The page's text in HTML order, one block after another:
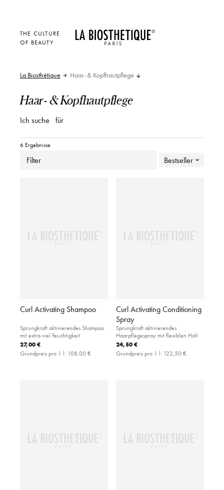
THE CULTURE
OF BEAUTY
La Biosthétique Haar- & Kopfhautpflege
Haar- & Kopfhautpflege
Ich suche für
6 Ergebnisse
Filter Bestseller
Curl Activating Shampoo
Sprungkraft aktivierendes Shampoo
mit extra viel Feuchtigkeit
27,00 €
Grundpreis pro 1 l: 108,00 €
Curl Activating Conditioning
Spray
Sprungkraft aktivierendes
Haarpflegespray mit flexiblen Halt
24,50 €
Grundpreis pro 1 l: 122,50 €